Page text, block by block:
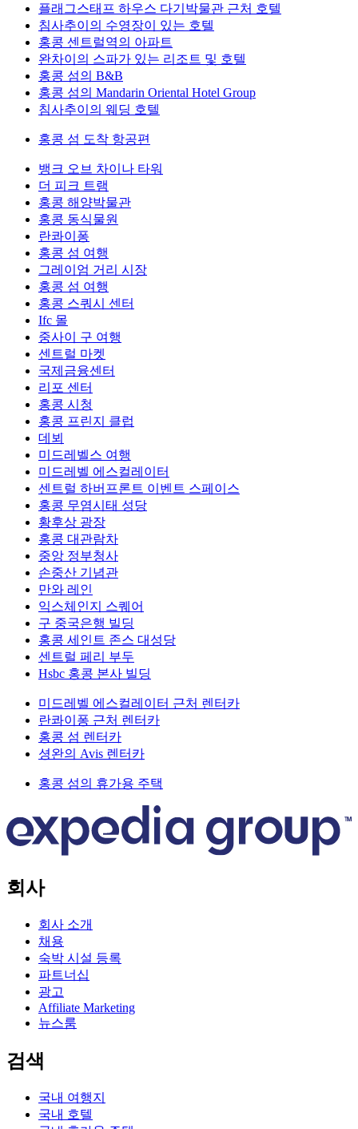
플래그스태프 하우스 다기박물관 근처 호텔
침사추이의 수영장이 있는 호텔
홍콩 센트럴역의 아파트
완차이의 스파가 있는 리조트 및 호텔
홍콩 섬의 B&B
홍콩 섬의 Mandarin Oriental Hotel Group
침사추이의 웨딩 호텔
홍콩 섬 도착 항공편
뱅크 오브 차이나 타워
더 피크 트램
홍콩 해양박물관
홍콩 동식물원
란콰이퐁
홍콩 섬 여행
그레이엄 거리 시장
홍콩 섬 여행
홍콩 스쿼시 센터
Ifc 몰
중사이 구 여행
센트럴 마켓
국제금융센터
리포 센터
홍콩 시청
홍콩 프린지 클럽
데뵈
미드레벨스 여행
미드레벨 에스컬레이터
센트럴 하버프론트 이벤트 스페이스
홍콩 무염시태 성당
황후상 광장
홍콩 대관람차
중앙 정부청사
손중산 기념관
만와 레인
익스체인지 스퀘어
구 중국은행 빌딩
홍콩 세인트 존스 대성당
센트럴 페리 부두
Hsbc 홍콩 본사 빌딩
미드레벨 에스컬레이터 근처 렌터카
란콰이퐁 근처 렌터카
홍콩 섬 렌터카
셩완의 Avis 렌터카
홍콩 섬의 휴가용 주택
회사
회사 소개
채용
숙박 시설 등록
파트너십
광고
Affiliate Marketing
뉴스룸
검색
국내 여행지
국내 호텔